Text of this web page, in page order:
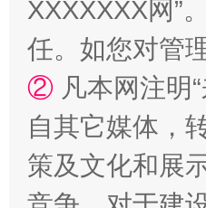
国家大学科技园优化
XXXXXXX网”
任。如您对管
② 凡本网注明
自其它媒体，
策及文化和展